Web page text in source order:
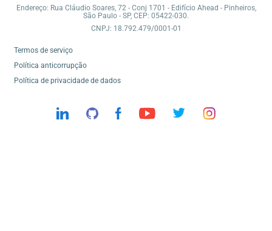
Endereço: Rua Cláudio Soares, 72 - Conj 1701 - Edifício Ahead - Pinheiros,
São Paulo - SP, CEP: 05422-030.
CNPJ: 18.792.479/0001-01
Termos de serviço
Política anticorrupção
Política de privacidade de dados